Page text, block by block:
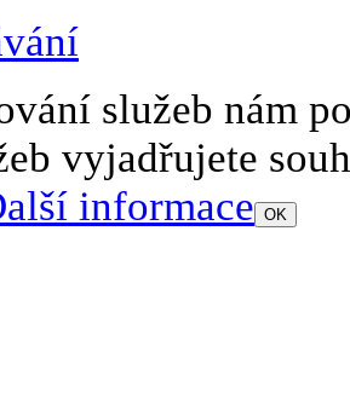
služeb nám
vyjadřujete
informace